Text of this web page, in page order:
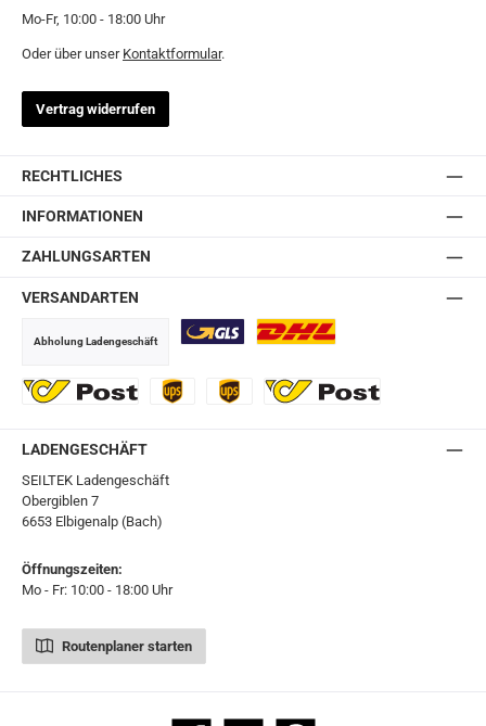
Mo-Fr, 10:00 - 18:00 Uhr
Oder über unser Kontaktformular.
Vertrag widerrufen
RECHTLICHES
INFORMATIONEN
ZAHLUNGSARTEN
VERSANDARTEN
Abholung Ladengeschäft
LADENGESCHÄFT
SEILTEK Ladengeschäft
Obergiblen 7
6653 Elbigenalp (Bach)
Öffnungszeiten:
Mo - Fr: 10:00 - 18:00 Uhr
Routenplaner starten